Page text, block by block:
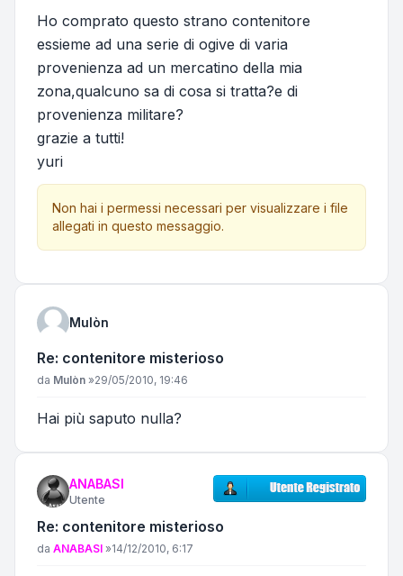
Ho comprato questo strano contenitore
essieme ad una serie di ogive di varia
provenienza ad un mercatino della mia
zona,qualcuno sa di cosa si tratta?e di
provenienza militare?
grazie a tutti!
yuri
Non hai i permessi necessari per visualizzare i file
allegati in questo messaggio.
Mulòn
Re: contenitore misterioso
Messaggio
da Mulòn »29/05/2010, 19:46
Hai più saputo nulla?
ANABASI
Utente
Re: contenitore misterioso
Messaggio
da ANABASI »14/12/2010, 6:17